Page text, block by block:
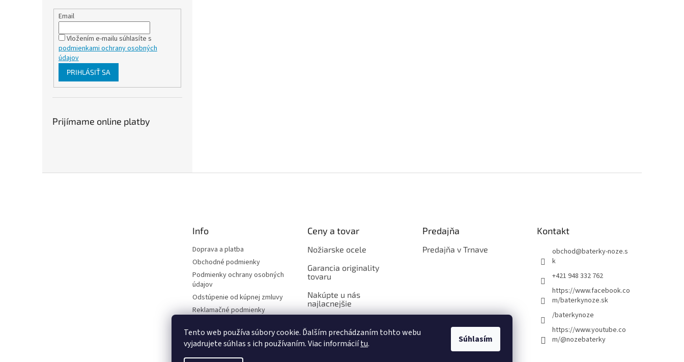
Tento web používa súbory cookie. Ďalším prechádzaním tohto webu
vyjadrujete súhlas s ich používaním. Viac informáciítu. Súhlasím
Email
Vložením e-mailu súhlasíte s
podmienkami ochrany osobných
údajov
PRIHLÁSIŤ SA
Prijímame online platby
Info
Doprava a platba
Obchodné podmienky
Podmienky ochrany osobných
údajov
Odstúpenie od kúpnej zmluvy
Reklamačné podmienky
Ceny a tovar
Nožiarske ocele
Garancia originality
tovaru
Nakúpte u nás
najlacnejšie
Predajňa
Predajňa v Trnave
Kontakt
obchod@baterky-noze.s
k
+421 948 332 762
https://www.facebook.co
m/baterkynoze.sk
/baterkynoze
https://www.youtube.co
m/@nozebaterky